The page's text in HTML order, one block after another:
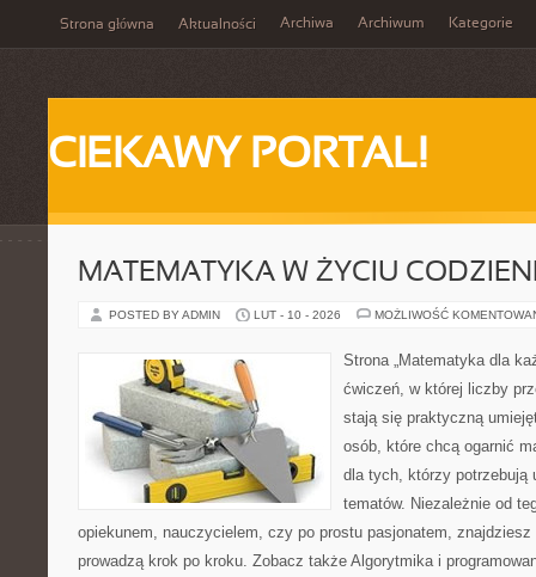
Strona główna Aktualności Archiwa Archiwum Kategorie
CIEKAWY PORTAL!
MATEMATYKA W ŻYCIU
POSTED BY ADMIN LUT - 10 - 2026 MOŻLIWOŚĆ
Strona „Matematyka dla
ćwiczeń, w której liczby
stają się praktyczną
osób, które chcą ogarnić
dla tych, którzy potrzebują
tematów. Niezależnie od
opiekunem, nauczycielem, czy po prostu pasjonatem, znajdziesz
prowadzą krok po kroku. Zobacz także Algorytmika i